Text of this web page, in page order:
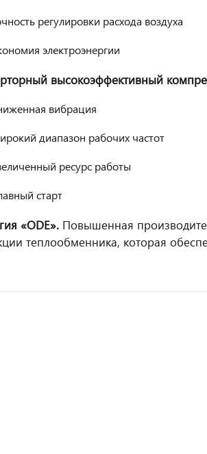
регулировки расхода воздуха
электроэнергии
высокоэффективный
вибрация
диапазон рабочих частот
ресурс работы
старт
«ODE». Повышенная
теплообменника, которая